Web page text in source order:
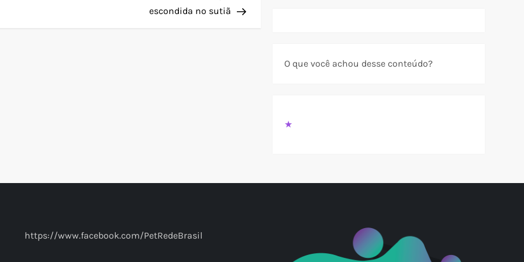
escondida no sutiã
O que você achou desse conteúdo?
★
https://www.facebook.com/PetRedeBrasil